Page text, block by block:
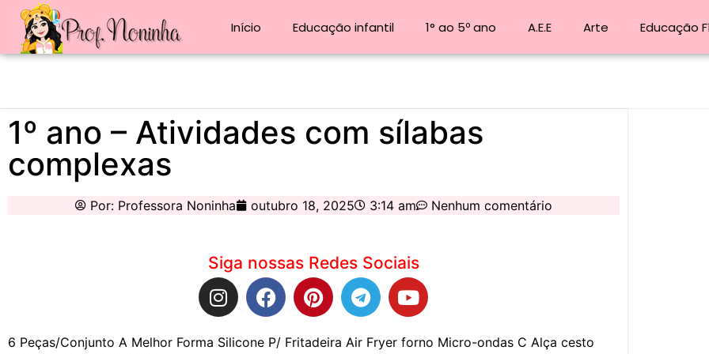
Início Educação infantil 1° ao 5º ano A.E.E Arte Educação
1º ano – Atividades com sílabas
complexas
Por:Professora Noninha outubro 18, 2025 3:14 am Nenhum comentário
Siga nossas Redes Sociais
6 Peças/Conjunto A Melhor Forma Silicone P/ Fritadeira Air Fryer forno Micro-ondas C Alça cesto